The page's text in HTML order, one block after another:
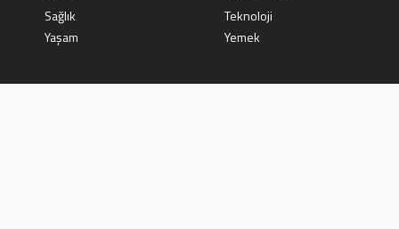
Sağlık
Teknoloji
Yaşam
Yemek